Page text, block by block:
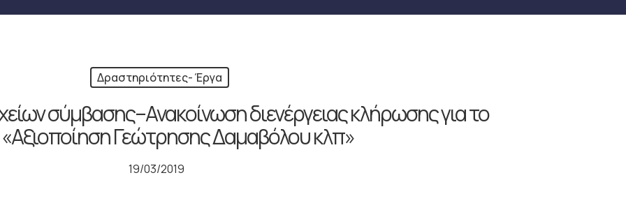
Δραστηριότητες- Έργα
σύμβασης–Ανακοίνωση διενέργειας κλήρωσης για το
Γεώτρησης Δαμαβόλου κλπ»
19/03/2019